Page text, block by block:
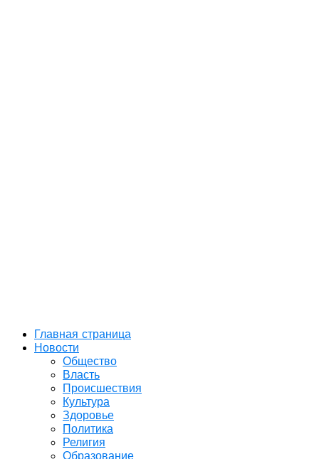
Главная страница
Новости
Общество
Власть
Происшествия
Культура
Здоровье
Политика
Религия
Образование